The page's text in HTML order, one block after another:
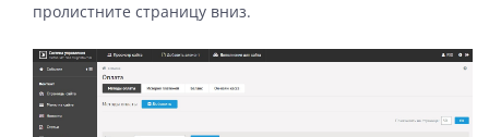
пролистните страницу вниз.